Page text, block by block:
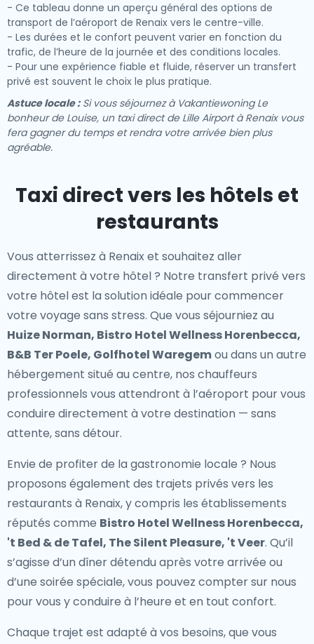
- Ce tableau donne un aperçu général des options de
transport de l’aéroport de Renaix vers le centre-ville.
- Les durées et le confort peuvent varier en fonction du
trafic, de l’heure de la journée et des conditions locales.
- Pour une expérience fiable et fluide, réserver un transfert
privé est souvent le choix le plus pratique.
Astuce locale :Si vous séjournez à Vakantiewoning Le
bonheur de Louise, un taxi direct de Lille Airport à Renaix vous
fera gagner du temps et rendra votre arrivée bien plus
agréable.
Taxi direct vers les hôtels et
restaurants
Vous atterrissez à Renaix et souhaitez aller
directement à votre hôtel ? Notre transfert privé vers
votre hôtelest la solution idéale pour commencer
votre voyage sans stress. Que vous séjourniez au
Huize Norman, Bistro Hotel Wellness Horenbecca,
B&B Ter Poele, Golfhotel Waregemou dans un autre
hébergement situé au centre, nos chauffeurs
professionnels vous attendront à l’aéroport pour vous
conduire directement à votre destination — sans
attente, sans détour.
Envie de profiter de la gastronomie locale ? Nous
proposons également des trajets privés vers les
restaurants à Renaix, y compris les établissements
réputés comme Bistro Hotel Wellness Horenbecca,
't Bed & de Tafel, The Silent Pleasure, 't Veer. Qu’il
s’agisse d’un dîner détendu après votre arrivée ou
d’une soirée spéciale, vous pouvez compter sur nous
pour vous y conduire à l’heure et en tout confort.
Chaque trajet est adapté à vos besoins, que vous